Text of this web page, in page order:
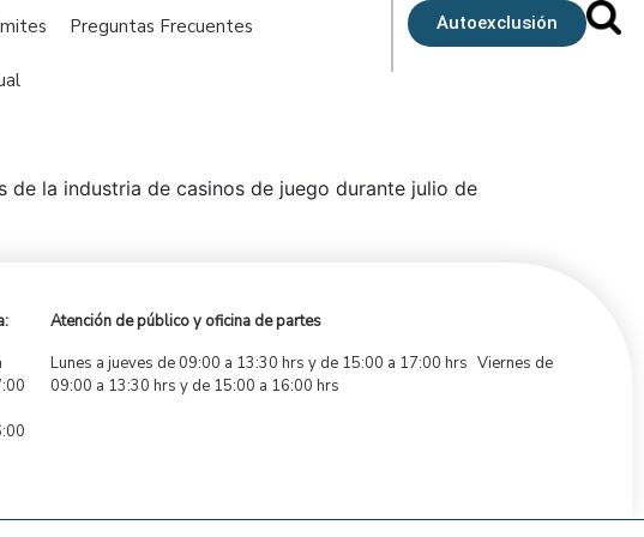
Preguntas Frecuentes Autoexclusión
la industria de casinos de juego durante julio de
Atención de público y oficina de partes
Lunes a jueves de 09:00 a 13:30 hrs y de 15:00 a 17:00 hrs Viernes de
09:00 a 13:30 hrs y de 15:00 a 16:00 hrs